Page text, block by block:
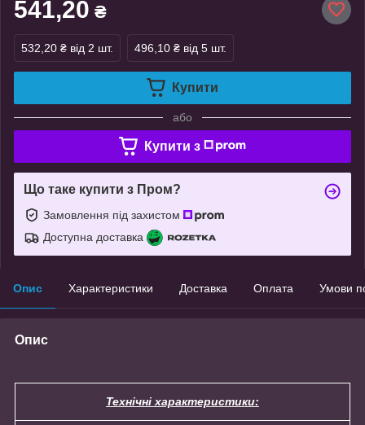
541,20 ₴
532,20 ₴ від 2 шт. 496,10 ₴ від 5 шт.
Купити
або
Купити з
Що таке купити з Пром?
Замовлення під захистом
Доступна доставка
Опис Характеристики Доставка Оплата Умови
Опис
Технічні характеристики: